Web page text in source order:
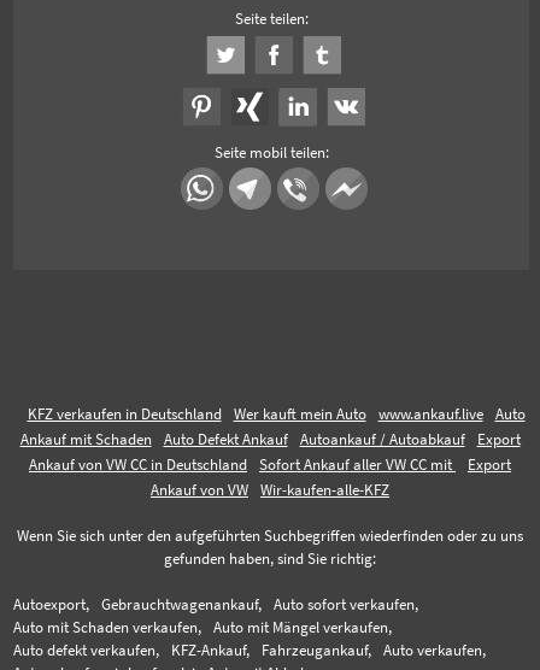
Seite teilen:
Seite mobil teilen:
KFZ verkaufen in Deutschland Wer kauft mein Auto www.ankauf.live
Auto
Ankauf mit Schaden
Auto Defekt Ankauf Autoankauf / Autoabkauf
Export
Ankauf von VW CC in Deutschland
Sofort Ankauf aller VW CC mit
Export
Ankauf von VW
Wir-kaufen-alle-KFZ
Wenn Sie sich unter den aufgeführten Suchbegriffen wiederfinden oder zu uns
gefunden haben, sind Sie richtig:
Autoexport, Gebrauchtwagenankauf,
Auto sofort verkaufen,
Auto mit Schaden verkaufen,
Auto mit Mängel verkaufen,
Auto defekt verkaufen,
KFZ-Ankauf, Fahrzeugankauf,
Auto verkaufen,